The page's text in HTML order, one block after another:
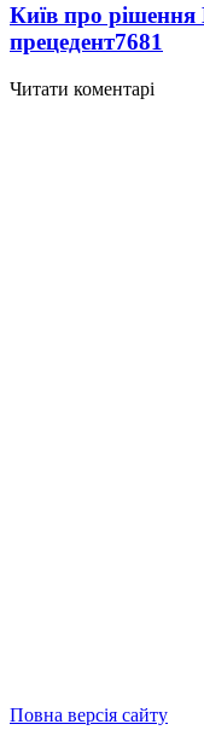
Київ про
прецедент7681
Читати коментарі
Повна версія сайту